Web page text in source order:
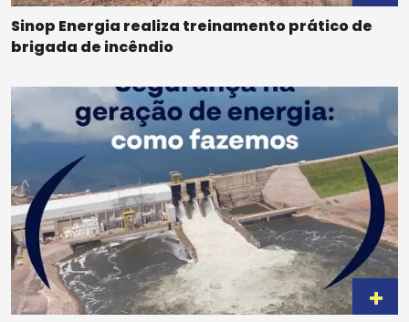
Sinop Energia realiza treinamento prático de
brigada de incêndio